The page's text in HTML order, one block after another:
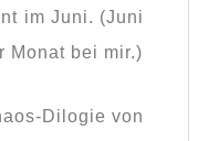
im Juni. (Juni
Monat bei mir.)
Dilogie von